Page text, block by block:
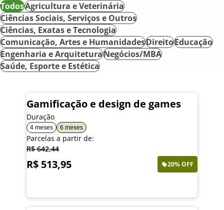
TodosAgricultura e Veterinária
Ciências Sociais, Serviços e Outros
Ciências, Exatas e Tecnologia
Comunicação, Artes e HumanidadesDireitoEducação
Engenharia e ArquiteturaNegócios/MBA
Saúde, Esporte e Estética
Gamificação e design de games
Duração
4 meses 6 meses
Parcelas a partir de:
R$ 642,44
R$ 513,95 20% OFF